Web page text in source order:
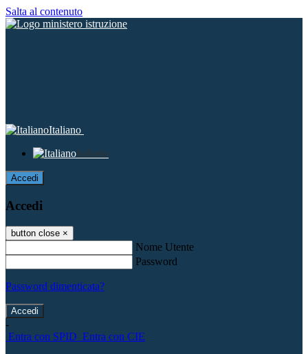
Salta al contenuto
Italiano
Italiano
Accedi
Accedi
button close ×
Nome Utente
Password
Password dimenticata?
-
Entra con SPID Entra con CIE